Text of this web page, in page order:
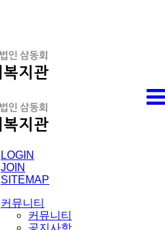
LOGIN
JOIN
SITEMAP
커뮤니티
커뮤니티
공지사항